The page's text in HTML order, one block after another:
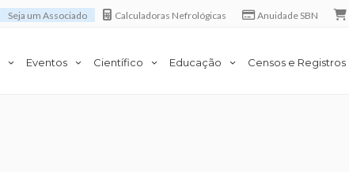
Seja um Associado Calculadoras Nefrológicas Anuidade SBN
Eventos Científico Educação Censos e Registros